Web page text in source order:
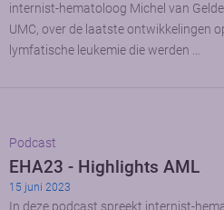
internist-hematoloog Michel van
UMC, over de laatste ontwikkelingen
lymfatische leukemie die werden …
Podcast
EHA23 - Highlights AML
15 juni 2023
In deze podcast spreekt internist-